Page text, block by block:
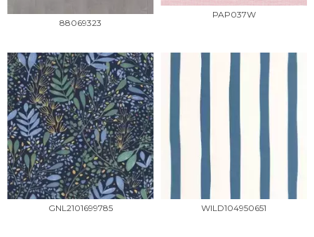
88069323
PAP037W
GNL2101699785 WILD104950651